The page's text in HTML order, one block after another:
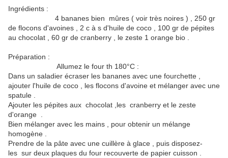
Ingrédients :
4 bananes bien mûres ( voir très noires ) , 250 gr
de flocons d'avoines , 2 c à s d'huile de coco , 100 gr de pépites
au chocolat , 60 gr de cranberry , le zeste 1 orange bio .
Préparation :
Allumez le four th 180°C :
Dans un saladier écraser les bananes avec une fourchette ,
ajouter l'huile de coco , les flocons d'avoine et mélanger avec une
spatule .
Ajouter les pépites aux chocolat ,les cranberry et le zeste
d'orange .
Bien mélanger avec les mains , pour obtenir un mélange
homogène .
Prendre de la pâte avec une cuillère à glace , puis disposez-
les sur deux plaques du four recouverte de papier cuisson .